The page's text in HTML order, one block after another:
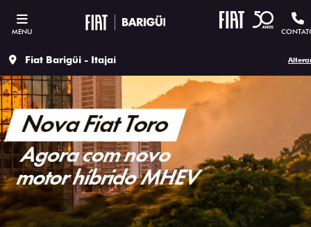
MENU
Fiat Barigüi - Itajaí